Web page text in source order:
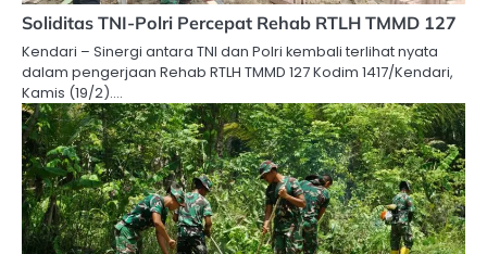
Soliditas TNI-Polri Percepat Rehab RTLH TMMD 127
Kendari – Sinergi antara TNI dan Polri kembali terlihat nyata
dalam pengerjaan Rehab RTLH TMMD 127 Kodim 1417/Kendari,
Kamis (19/2).…